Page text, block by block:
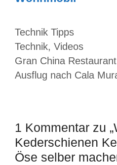
Kategorien
Technik Tipps
Schlagwörter
Technik, Videos
Gran China
Ausflug nach Cala
1 Kommentar zu
Kederschienen
Öse selber